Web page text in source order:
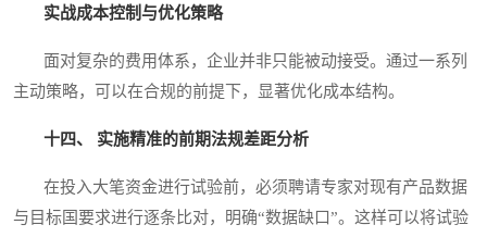
实战成本控制与优化策略
面对复杂的费用体系，企业并非只能被动接受。通过一系列
主动策略，可以在合规的前提下，显著优化成本结构。
十四、 实施精准的前期法规差距分析
在投入大笔资金进行试验前，必须聘请专家对现有产品数据
与目标国要求进行逐条比对，明确“数据缺口”。这样可以将试验